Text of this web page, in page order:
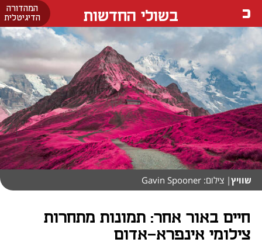
המהדורה
הדיגיטלית
בשולי החדשות
שוויץ| צילום: Gavin Spooner
חיים באור אחר: תמונות מתחרות
צילומי אינפרא-אדום